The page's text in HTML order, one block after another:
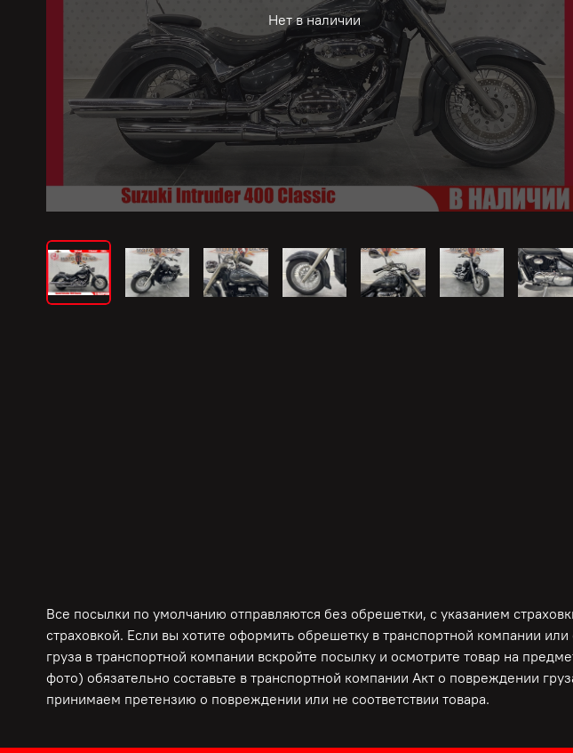
Нет в наличии
Все посылки по умолчанию отправляются без обрешетки, с указанием
страховкой. Если вы хотите оформить обрешетку в транспортной компании
груза в транспортной компании вскройте посылку и осмотрите товар на
фото) обязательно составьте в транспортной компании Акт о повреждении
принимаем претензию о повреждении или не соответствии товара.